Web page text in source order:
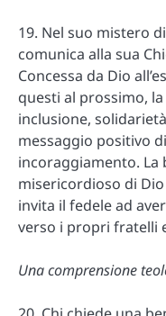
19. Nel suo mistero
comunica alla sua
Concessa da Dio
questi al prossimo,
inclusione,
messaggio positivo
incoraggiamento. La
misericordioso di
invita il fedele ad
verso i propri fratelli
Una comprensione